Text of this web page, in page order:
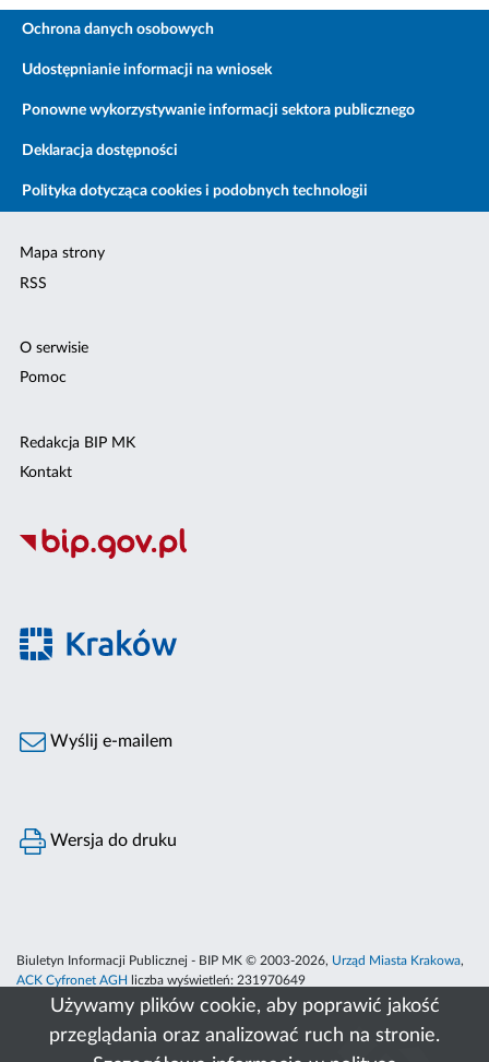
Używamy plików cookie, aby poprawić jakość
przeglądania oraz analizować ruch na stronie.
Ochrona danych osobowych
Udostępnianie informacji na wniosek
Ponowne wykorzystywanie informacji sektora publicznego
Deklaracja dostępności
Polityka dotycząca cookies i podobnych technologii
Mapa strony
RSS
O serwisie
Pomoc
Redakcja BIP MK
Kontakt
Wyślij e-mailem
Wersja do druku
Biuletyn Informacji Publicznej - BIP MK © 2003-2026, Urząd Miasta Krakowa,
ACK Cyfronet AGH
liczba wyświetleń: 231970649